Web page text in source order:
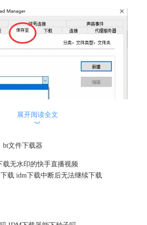
展开阅读全文
︾
bt文件下载器
载无水印的快手直播视频
载 idm下载中断后无法继续下载